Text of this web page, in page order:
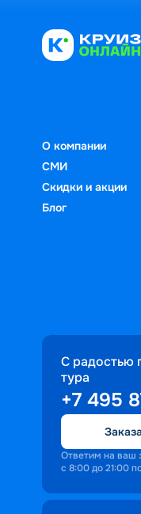
О компании
СМИ
Скидки и акции
Блог
С радостью
тура
+7 495
Ответим на ваш
с 8:00 до 21:00